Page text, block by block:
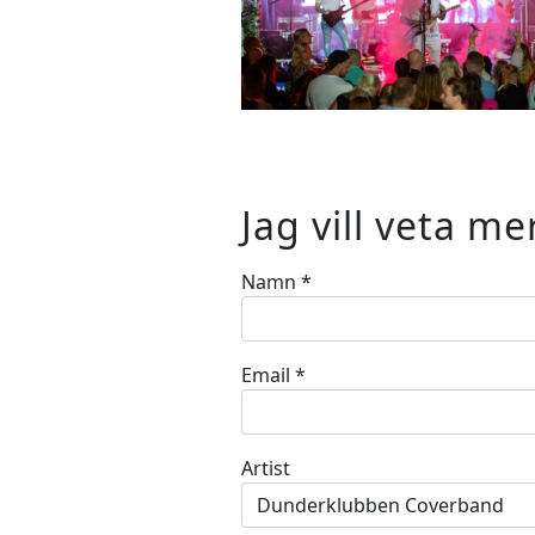
Jag vill veta
Namn *
Email *
Artist